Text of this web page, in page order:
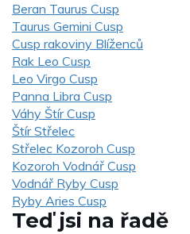
Beran Taurus Cusp
Taurus Gemini Cusp
Cusp rakoviny Blíženců
Rak Leo Cusp
Leo Virgo Cusp
Panna Libra Cusp
Váhy Štír Cusp
Štír Střelec
Střelec Kozoroh Cusp
Kozoroh Vodnář Cusp
Vodnář Ryby Cusp
Ryby Aries Cusp
Teď jsi na řadě